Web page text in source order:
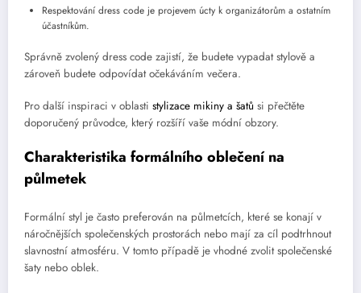
Respektování dress code je projevem úcty k organizátorům a ostatním
účastníkům.
Správně zvolený dress code zajistí, že budete vypadat stylově a
zároveň budete odpovídat očekáváním večera.
Pro další inspiraci v oblasti stylizace mikiny a šatů si přečtěte
doporučený průvodce, který rozšíří vaše módní obzory.
Charakteristika formálního oblečení na
půlmetek
Formální styl je často preferován na půlmetcích, které se konají v
náročnějších společenských prostorách nebo mají za cíl podtrhnout
slavnostní atmosféru. V tomto případě je vhodné zvolit společenské
šaty nebo oblek.